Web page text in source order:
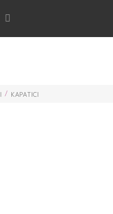
/ KAPATICI